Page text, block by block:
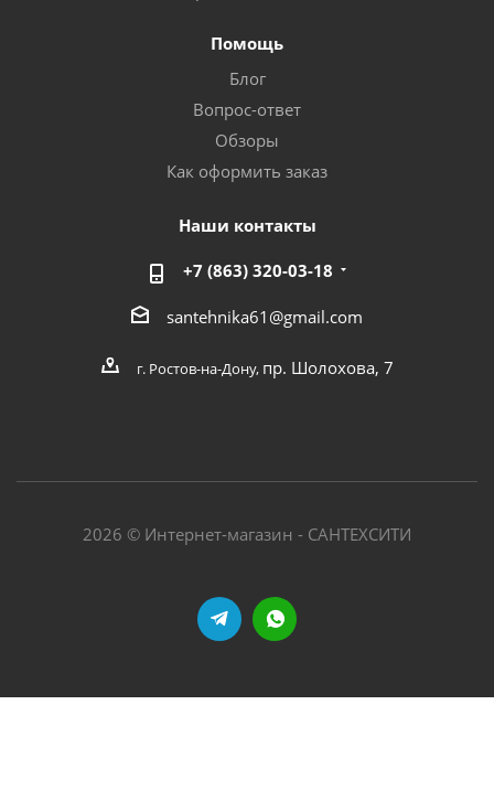
Помощь
Блог
Вопрос-ответ
Обзоры
Как оформить заказ
Наши контакты
+7 (863) 320-03-18
santehnika61@gmail.com
г. Ростов-на-Дону, пр. Шолохова, 7
2026 © Интернет-магазин - САНТЕХСИТИ